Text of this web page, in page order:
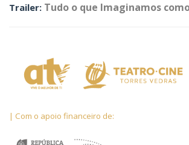
Trailer: Tudo o que Imaginamos
| Com o apoio financeiro de: